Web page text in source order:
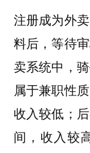
注册成为外
料后，等待
卖系统中，
属于兼职性
收入较低；
间，收入较